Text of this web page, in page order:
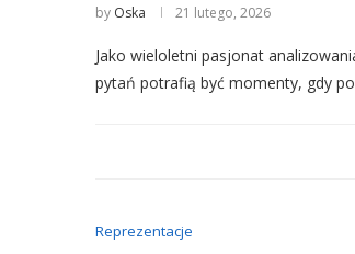
by Oska 21 lutego, 2026
Jako wieloletni pasjonat
pytań potrafią być momenty, gdy
Reprezentacje